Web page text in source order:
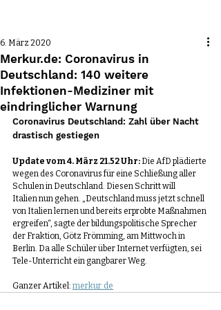
Merkur.de: Coronavirus in
Deutschland: 140 weitere
Infektionen-Mediziner mit
eindringlicher Warnung
6. März 2020
Coronavirus Deutschland: Zahl über Nacht
drastisch gestiegen
Update vom 4. März 21.52 Uhr: Die AfD plädierte
wegen des Coronavirus für eine Schließung aller
Schulen in Deutschland. Diesen Schritt will
Italien nun gehen. „Deutschland muss jetzt schnell
von Italien lernen und bereits erprobte Maßnahmen
ergreifen“, sagte der bildungspolitische Sprecher
der Fraktion, Götz Frömming, am Mittwoch in
Berlin. Da alle Schüler über Internet verfügten, sei
Tele-Unterricht ein gangbarer Weg.
Ganzer Artikel: merkur.de